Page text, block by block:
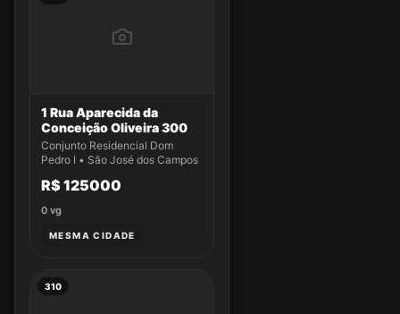
1 Rua Aparecida da
Conceição Oliveira 300
Conjunto Residencial Dom
Pedro I • São José dos Campos
R$ 125000
0 vg
MESMA CIDADE
310